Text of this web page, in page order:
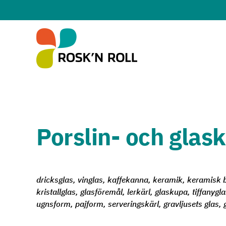
Porslin- och
dricksglas, vinglas, kaffekanna, keramik, keramisk
kristallglas, glasföremål, lerkärl, glaskupa,
ugnsform, pajform, serveringskärl, gravljusets glas,